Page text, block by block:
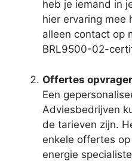
heb je iemand in
hier ervaring mee
alleen contact op
BRL9500-02-
Offertes
Een
Adviesbedrijven
de tarieven zijn.
enkele offertes
energie